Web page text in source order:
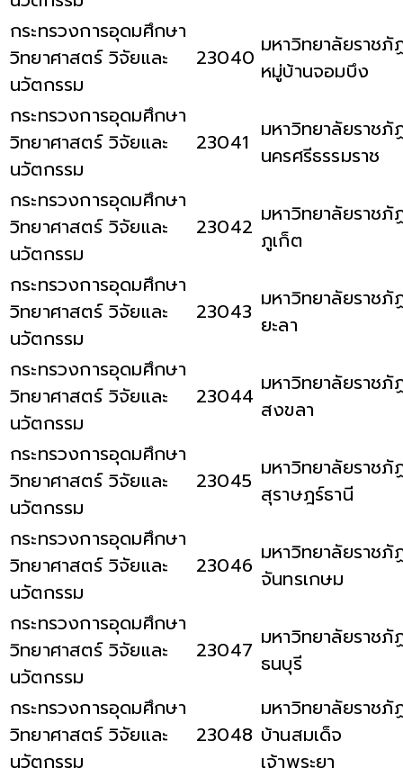
กระทรวงการอุดมศึกษา
วิทยาศาสตร์ วิจัยและ
นวัตกรรม
23040 มหาวิทยาลัยราชภั
หมู่บ้านจอมบึง
กระทรวงการอุดมศึกษา
วิทยาศาสตร์ วิจัยและ
นวัตกรรม
23041 มหาวิทยาลัยราชภั
นครศรีธรรมราช
กระทรวงการอุดมศึกษา
วิทยาศาสตร์ วิจัยและ
นวัตกรรม
23042 มหาวิทยาลัยราชภั
ภูเก็ต
กระทรวงการอุดมศึกษา
วิทยาศาสตร์ วิจัยและ
นวัตกรรม
23043 มหาวิทยาลัยราชภั
ยะลา
กระทรวงการอุดมศึกษา
วิทยาศาสตร์ วิจัยและ
นวัตกรรม
23044 มหาวิทยาลัยราชภั
สงขลา
กระทรวงการอุดมศึกษา
วิทยาศาสตร์ วิจัยและ
นวัตกรรม
23045 มหาวิทยาลัยราชภั
สุราษฎร์ธานี
กระทรวงการอุดมศึกษา
วิทยาศาสตร์ วิจัยและ
นวัตกรรม
23046 มหาวิทยาลัยราชภั
จันทรเกษม
กระทรวงการอุดมศึกษา
วิทยาศาสตร์ วิจัยและ
นวัตกรรม
23047 มหาวิทยาลัยราชภั
ธนบุรี
กระทรวงการอุดมศึกษา
วิทยาศาสตร์ วิจัยและ
นวัตกรรม
23048
มหาวิทยาลัยราชภั
บ้านสมเด็จ
เจ้าพระยา